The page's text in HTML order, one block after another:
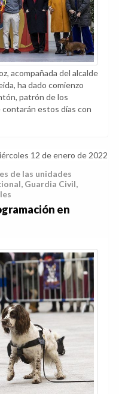
acompañada del alcalde
ha dado comienzo
patrón de los
contarán estos días con
12 de enero de 2022
de las unidades
Guardia Civil,
en